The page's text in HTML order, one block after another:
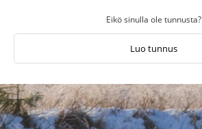
Eikö sinulla ole tunnusta?
Luo tunnus